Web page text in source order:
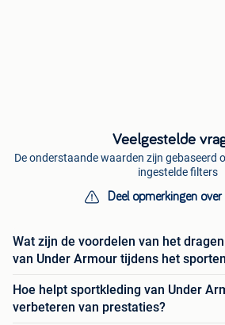
Veelgestelde
De onderstaande waarden zijn gebaseerd
ingestelde filters
Deel opmerkingen over
Wat zijn de voordelen van het
van Under Armour tijdens het
Hoe helpt sportkleding van Under
verbeteren van prestaties?